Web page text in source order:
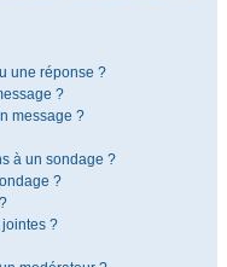
une réponse ?
?
message ?
à un sondage ?
?
?